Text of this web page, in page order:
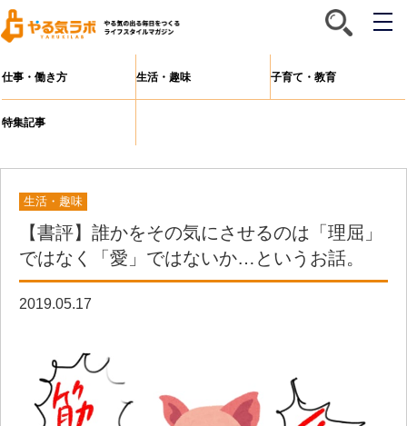
メ
仕事・働き方 生活・趣味 子育て・教育
特集記事
生活・趣味
【書評】誰かをその気にさせるのは「理屈」
ではなく「愛」ではないか…というお話。
2019.05.17